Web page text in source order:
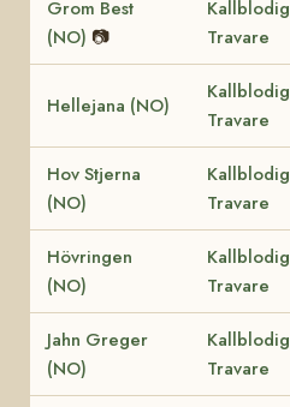
Grom Best
(NO) 📷
Kallblodig
Travare
Hellejana (NO)
Kallblodig
Travare
Hov Stjerna
(NO)
Kallblodig
Travare
Hövringen
(NO)
Kallblodig
Travare
Jahn Greger
(NO)
Kallblodig
Travare